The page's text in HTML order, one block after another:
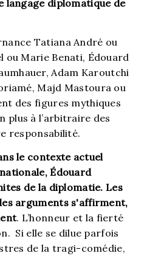
langage diplomatique de
Tatiana André ou
ou Marie Benati, Édouard
Adam Karoutchi
Majd Mastoura ou
des figures mythiques
plus à l’arbitraire des
responsabilité.
le contexte actuel
Édouard
de la diplomatie. Les
arguments s'affirment,
. L’honneur et la fierté
Si elle se dilue parfois
de la tragi-comédie,